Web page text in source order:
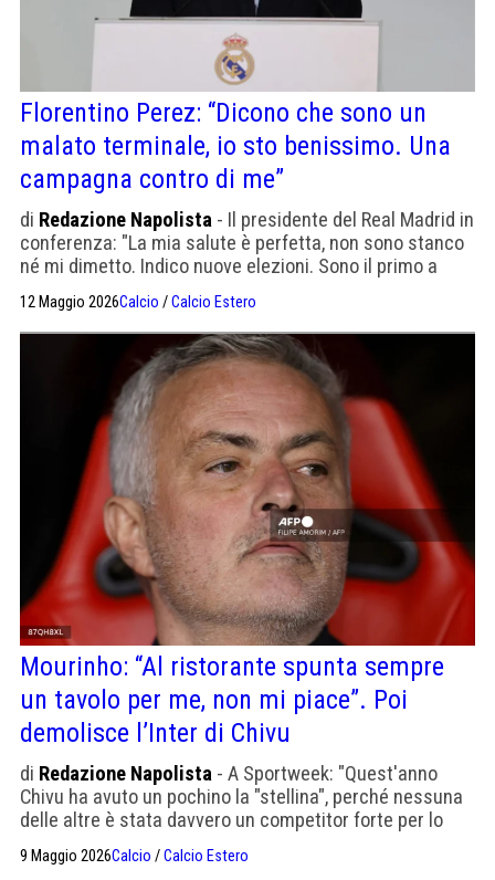
Florentino Perez: “Dicono che sono un
malato terminale, io sto benissimo. Una
campagna contro di me”
di Redazione Napolista - Il presidente del Real Madrid in
conferenza: "La mia salute è perfetta, non sono stanco
né mi dimetto. Indico nuove elezioni. Sono il primo a
voler vincere ma non si può sempre vincere"
12 Maggio 2026Calcio /Calcio Estero
Mourinho: “Al ristorante spunta sempre
un tavolo per me, non mi piace”. Poi
demolisce l’Inter di Chivu
di Redazione Napolista - A Sportweek: "Quest'anno
Chivu ha avuto un pochino la "stellina", perché nessuna
delle altre è stata davvero un competitor forte per lo
Scudetto".
9 Maggio 2026Calcio /Calcio Estero